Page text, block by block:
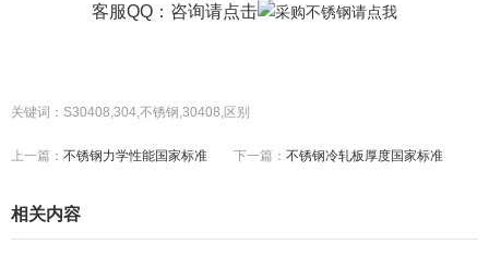
客服QQ：咨询请点击
关键词：S30408,304,不锈钢,30408,区别
上一篇： 不锈钢力学性能国家标准 下一篇： 不锈钢冷轧板厚度国家标准
相关内容